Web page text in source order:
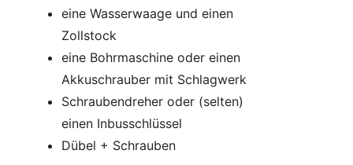
eine Wasserwaage und einen
Zollstock
eine Bohrmaschine oder einen
Akkuschrauber mit Schlagwerk
Schraubendreher oder (selten)
einen Inbusschlüssel
Dübel + Schrauben